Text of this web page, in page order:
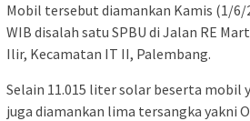
Mobil tersebut diamankan Kamis (1/6/
WIB disalah satu SPBU di Jalan RE
Ilir, Kecamatan IT II, Palembang.
Selain 11.015 liter solar beserta mobil
juga diamankan lima tersangka yakni